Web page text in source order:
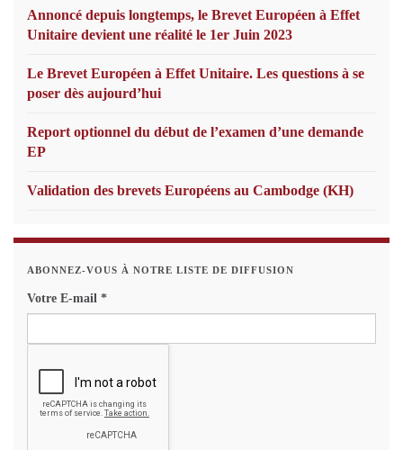
Annoncé depuis longtemps, le Brevet Européen à Effet
Unitaire devient une réalité le 1er Juin 2023
Le Brevet Européen à Effet Unitaire. Les questions à se
poser dès aujourd’hui
Report optionnel du début de l’examen d’une demande
EP
Validation des brevets Européens au Cambodge (KH)
ABONNEZ-VOUS À NOTRE LISTE DE DIFFUSION
Votre E-mail *